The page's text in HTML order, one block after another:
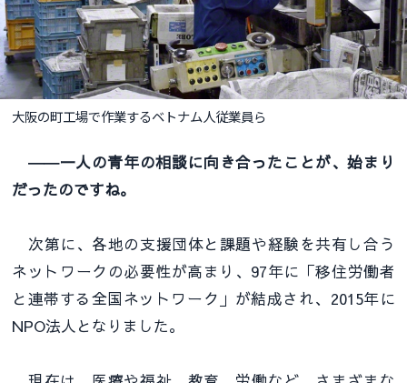
大阪の町工場で作業するベトナム人従業員ら
――一人の青年の相談に向き合ったことが、始まり
だったのですね。
次第に、各地の支援団体と課題や経験を共有し合う
ネットワークの必要性が高まり、97年に「移住労働者
と連帯する全国ネットワーク」が結成され、2015年に
NPO法人となりました。